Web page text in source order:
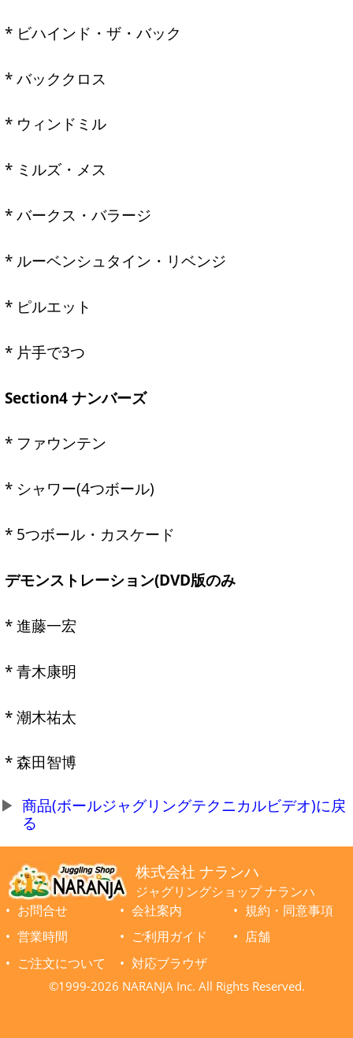
* ビハインド・ザ・バック
* バッククロス
* ウィンドミル
* ミルズ・メス
* バークス・バラージ
* ルーベンシュタイン・リベンジ
* ピルエット
* 片手で3つ
Section4 ナンバーズ
* ファウンテン
* シャワー(4つボール)
* 5つボール・カスケード
デモンストレーション(DVD版のみ
* 進藤一宏
* 青木康明
* 潮木祐太
* 森田智博
商品(ボールジャグリングテクニカルビデオ)に戻
る
株式会社 ナランハ
ジャグリングショップ ナランハ
お問合せ
会社案内
規約・同意事項
営業時間
ご利用ガイド
店舗
ご注文について
対応ブラウザ
©1999-2026 NARANJA Inc. All Rights Reserved.